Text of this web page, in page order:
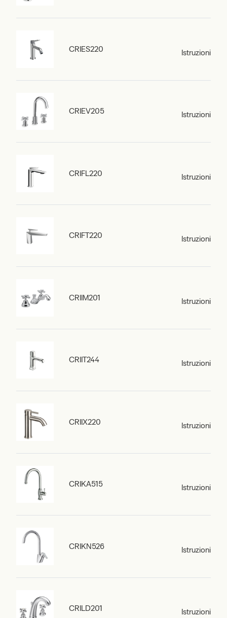
CRIES220 Istruzioni
CRIEV205 Istruzioni
CRIFL220 Istruzioni
CRIFT220 Istruzioni
CRIIM201 Istruzioni
CRIIT244 Istruzioni
CRIIX220 Istruzioni
CRIKA515 Istruzioni
CRIKN526 Istruzioni
CRILD201 Istruzioni